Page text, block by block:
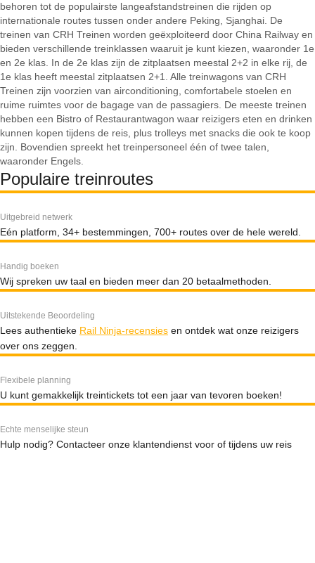
behoren tot de populairste langeafstandstreinen die rijden op
internationale routes tussen onder andere Peking, Sjanghai. De
treinen van CRH Treinen worden geëxploiteerd door China Railway en
bieden verschillende treinklassen waaruit je kunt kiezen, waaronder 1e
en 2e klas. In de 2e klas zijn de zitplaatsen meestal 2+2 in elke rij, de
1e klas heeft meestal zitplaatsen 2+1. Alle treinwagons van CRH
Treinen zijn voorzien van airconditioning, comfortabele stoelen en
ruime ruimtes voor de bagage van de passagiers. De meeste treinen
hebben een Bistro of Restaurantwagon waar reizigers eten en drinken
kunnen kopen tijdens de reis, plus trolleys met snacks die ook te koop
zijn. Bovendien spreekt het treinpersoneel één of twee talen,
waaronder Engels.
Populaire treinroutes
Uitgebreid netwerk
Eén platform, 34+ bestemmingen, 700+ routes over de hele wereld.
Handig boeken
Wij spreken uw taal en bieden meer dan 20 betaalmethoden.
Uitstekende Beoordeling
Lees authentieke Rail Ninja-recensies en ontdek wat onze reizigers
over ons zeggen.
Flexibele planning
U kunt gemakkelijk treintickets tot een jaar van tevoren boeken!
Echte menselijke steun
Hulp nodig? Contacteer onze klantendienst voor of tijdens uw reis